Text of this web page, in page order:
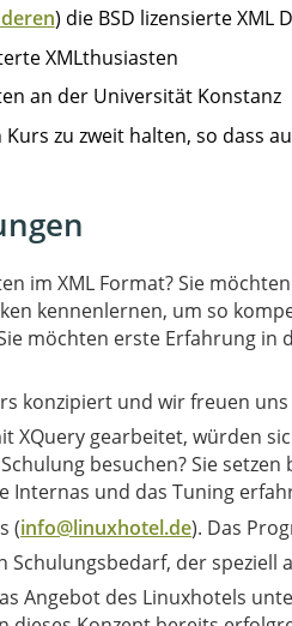
) die BSD lizensierte XML
XMLthusiasten
an der Universität Konstanz
zu zweit halten, so dass
welche Möglichkeiten XQuery bietet? Sie wollen
kennenlernen, um so
möchten erste Erfahrung in
konzipiert und wir freuen
XQuery gearbeitet, würden
besuchen? Sie
Internas und das Tuning
(info@linuxhotel.de). Das
Schulungsbedarf, der speziell
Angebot des Linuxhotels